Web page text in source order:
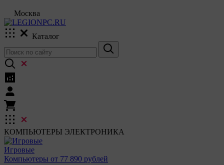
Москва
Каталог
КОМПЬЮТЕРЫ ЭЛЕКТРОНИКА
Игровые
Компьютеры от 77 890 рублей